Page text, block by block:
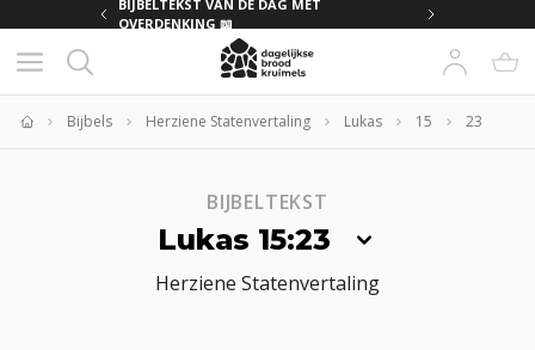
BIJBELTEKST VAN DE DAG MET
OVERDENKING 📖
Home
Bijbels Herziene Statenvertaling Lukas 15 23
BIJBELTEKST
Lukas 15:23
Herziene Statenvertaling